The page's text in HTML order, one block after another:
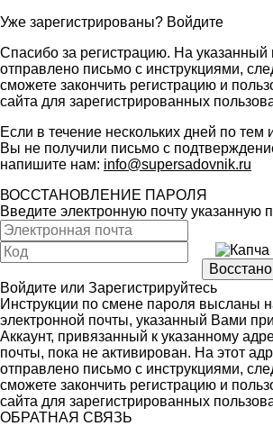
Уже зарегистрированы? Войдите
Спасибо за регистрацию. На
отправлено письмо с инструкциями,
сможете закончить регистрацию и
сайта для зарегистрированных
Если в течение нескольких дней по
Вы не получили письмо с
напишите нам: info@supersadovnik.ru
ВОССТАНОВЛЕНИЕ ПАРОЛЯ
Введите электронную почту указанную
Войдите или Зарегистрируйтесь
Инструкции по смене пароля высланы
электронной почты, указанный Вами
Аккаунт, привязанный к указанному
почты, пока не активирован. На этот
отправлено письмо с инструкциями,
сможете закончить регистрацию и
сайта для зарегистрированных
ОБРАТНАЯ СВЯЗЬ